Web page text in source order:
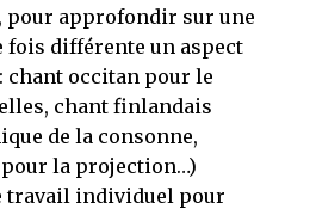
pour approfondir sur une
fois différente un aspect
chant occitan pour le
chant finlandais
de la consonne,
pour la projection…)
travail individuel pour